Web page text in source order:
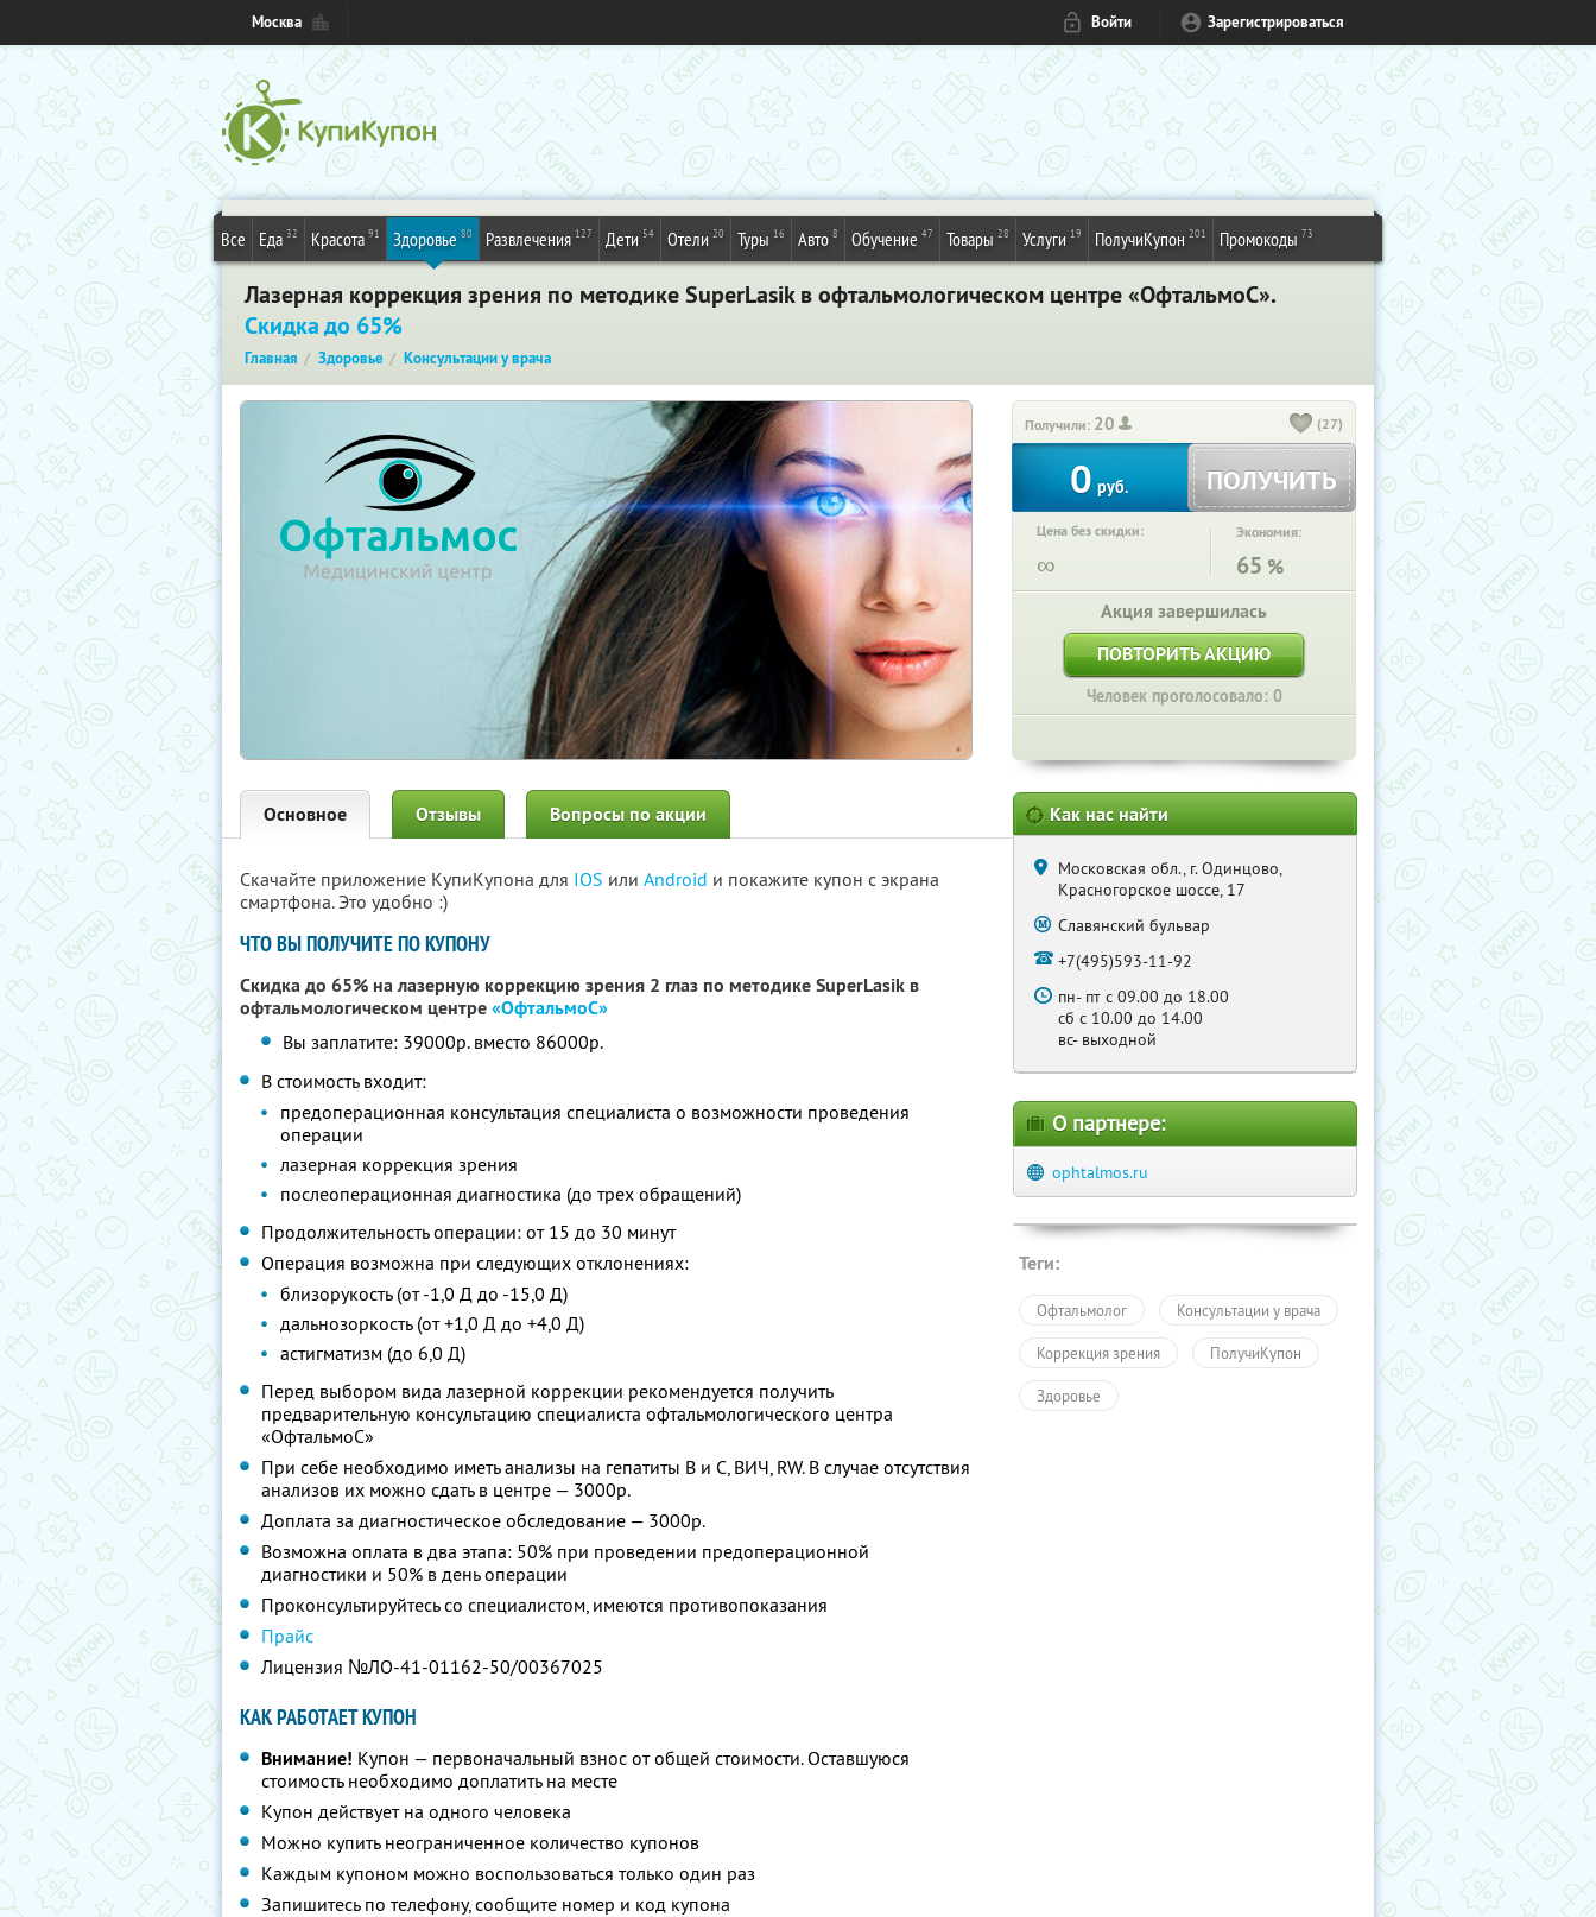
Москва Войти Зарегистрироваться
Все Еда 32 Красота 91 Здоровье 80 Развлечения 127 Дети 54 Отели 20 Туры 16 Авто 8 Обучение 47 Товары 28 Услуги 19 ПолучиКупон 201 Промокоды 73
Лазерная коррекция зрения по методике SuperLasik в офтальмологическом центре «ОфтальмоС».
Скидка до 65%
Главная Здоровье Консультации у врача
Получили: 20 (27)
0 руб. ПОЛУЧИТЬ
Цена без скидки:
∞
Экономия:
65 %
Акция завершилась
ПОВТОРИТЬ АКЦИЮ
Человек проголосовало: 0
Основное Отзывы Вопросы по акции
Скачайте приложение КупиКупона для IOS или Android и покажите купон с экрана
смартфона. Это удобно :)
ЧТО ВЫ ПОЛУЧИТЕ ПО КУПОНУ
Скидка до 65% на лазерную коррекцию зрения 2 глаз по методике SuperLasik в
офтальмологическом центре«ОфтальмоС»
Вы заплатите: 39000р. вместо 86000р.
В стоимость входит:
предоперационная консультация специалиста о возможности проведения
операции
лазерная коррекция зрения
послеоперационная диагностика (до трех обращений)
Продолжительность операции: от 15 до 30 минут
Операция возможна при следующих отклонениях:
близорукость (от -1,0 Д до -15,0 Д)
дальнозоркость (от +1,0 Д до +4,0 Д)
астигматизм (до 6,0 Д)
Перед выбором вида лазерной коррекции рекомендуется получить
предварительную консультацию специалиста офтальмологического центра
«ОфтальмоС»
При себе необходимо иметь анализы на гепатиты В и С, ВИЧ, RW. В случае отсутствия
анализов их можно сдать в центре — 3000р.
Доплата за диагностическое обследование — 3000р.
Возможна оплата в два этапа: 50% при проведении предоперационной
диагностики и 50% в день операции
Проконсультируйтесь со специалистом, имеются противопоказания
Прайс
Лицензия №ЛО-41-01162-50/00367025
КАК РАБОТАЕТ КУПОН
Внимание! Купон — первоначальный взнос от общей стоимости. Оставшуюся
стоимость необходимо доплатить на месте
Купон действует на одного человека
Можно купить неограниченное количество купонов
Каждым купоном можно воспользоваться только один раз
Запишитесь по телефону, сообщите номер и код купона
Как нас найти
Московская обл., г. Одинцово,
Красногорское шоссе, 17
Славянский бульвар
+7(495)593-11-92
пн- пт с 09.00 до 18.00
сб с 10.00 до 14.00
вс- выходной
О партнере:
ophtalmos.ru
Теги:
Офтальмолог Консультации у врача
Коррекция зрения ПолучиКупон
Здоровье